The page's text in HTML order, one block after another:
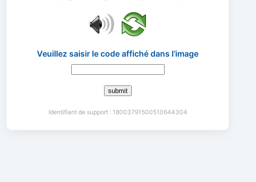
Veuillez saisir le code affiché dans l’image
submit
Identifiant de support : 18003791500510644304